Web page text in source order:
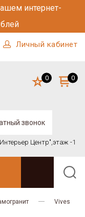
интернет-
Личный кабинет
звонок
Центр",этаж -1
0 0
Vives